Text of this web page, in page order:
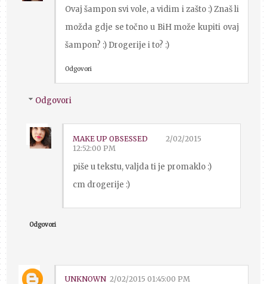
Ovaj šampon svi vole, a vidim i zašto :) Znaš li
možda gdje se točno u BiH može kupiti ovaj
šampon? :) Drogerije i to? :)
Odgovori
Odgovori
MAKE UP OBSESSED
2/02/2015
12:52:00 PM
piše u tekstu, valjda ti je promaklo :)
cm drogerije :)
Odgovori
UNKNOWN 2/02/2015 01:45:00 PM